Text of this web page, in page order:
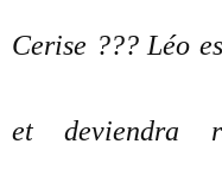
Cerise ??? Léo
et deviendra